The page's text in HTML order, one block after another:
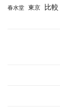
春水堂 東京 比較